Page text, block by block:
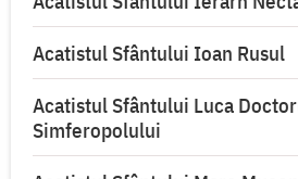
Acatistul Sfântului Ioan Rusul
Acatistul Sfântului Luca
Simferopolului